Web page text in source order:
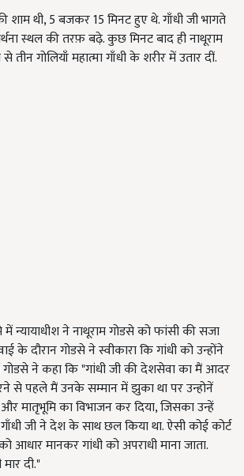
शाम थी,5 बजकर 15 मिनट हुए थे. गाँधी जी भागते
स्थल की तरफ़ बढ़े. कुछ मिनट बाद ही नाथूराम
गोलियाँ महात्मा गाँधी के शरीर में उतार दीं.
ने नाथूराम गोडसे को फांसी की सजा
के दौरान गोडसे ने स्वीकारा कि गांधी को उन्होंने
गोडसे ने कहा कि "गांधी जी की देशसेवा का मैं आदर
से पहले मैं उनके सम्मान में झुका था पर उन्होनें
मातृभूमि का विभाजन कर दिया, जिसका उन्हें
जी ने देश के साथ छल किया था. ऐसी कोई कोर्ट
आधार मानकर गांधी को अपराधी माना जाता.
दी."